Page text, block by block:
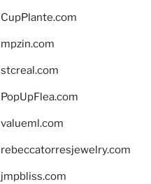
CupPlante.com
mpzin.com
stcreal.com
PopUpFlea.com
valueml.com
rebeccatorresjewelry.com
jmpbliss.com